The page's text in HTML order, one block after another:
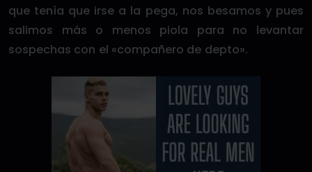
que tenía que irse a la pega, nos besamos y pues
salimos más o menos piola para no levantar
sospechas con el «compañero de depto».